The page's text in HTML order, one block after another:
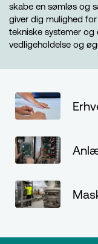
skabe en sømløs og
giver dig mulighed
tekniske systemer og
vedligeholdelse og